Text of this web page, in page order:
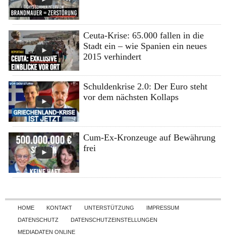
Ceuta-Krise: 65.000 fallen in die
Stadt ein – wie Spanien ein neues
2015 verhindert
Schuldenkrise 2.0: Der Euro steht
vor dem nächsten Kollaps
Cum-Ex-Kronzeuge auf Bewährung
frei
Skip to content
HOME KONTAKT UNTERSTÜTZUNG
IMPRESSUM
DATENSCHUTZ
DATENSCHUTZEINSTELLUNGEN
MEDIADATEN ONLINE